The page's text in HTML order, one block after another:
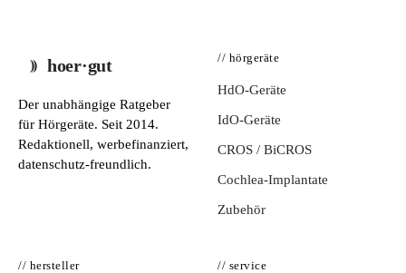
hoer·gut
Der unabhängige Ratgeber
für Hörgeräte. Seit 2014.
Redaktionell, werbefinanziert,
datenschutz-freundlich.
// hörgeräte
HdO-Geräte
IdO-Geräte
CROS / BiCROS
Cochlea-Implantate
Zubehör
// hersteller // service